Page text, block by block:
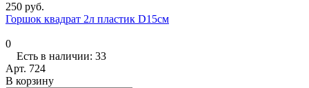
250 руб.
Горшок квадрат 2л пластик D15см
0
Есть в наличии: 33
Арт. 724
В корзину